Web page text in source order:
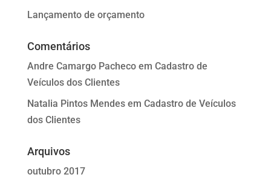
Lançamento de orçamento
Comentários
Andre Camargo Pachecoem Cadastro de
Veículos dos Clientes
Natalia Pintos Mendesem Cadastro de Veículos
dos Clientes
Arquivos
outubro 2017